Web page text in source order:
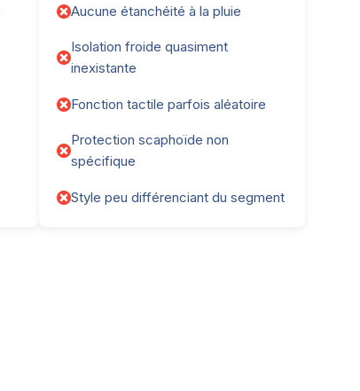
Aucune étanchéité à la pluie
Isolation froide quasiment
inexistante
Fonction tactile parfois aléatoire
Protection scaphoïde non
spécifique
Style peu différenciant du segment